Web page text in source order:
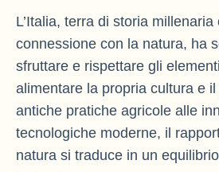
L’Italia, terra di storia
connessione con la natura, ha
sfruttare e rispettare gli
alimentare la propria cultura e
antiche pratiche agricole alle
tecnologiche moderne, il
natura si traduce in un